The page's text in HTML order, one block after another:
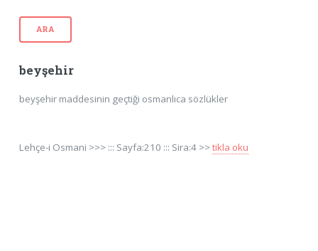
ARA
beyşehir
beyşehir maddesinin geçtiği osmanlıca sözlükler
Lehçe-i Osmani >>> ::: Sayfa:210 ::: Sira:4 >>tikla oku